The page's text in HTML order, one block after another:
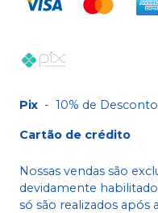
Pix - 10% de
Cartão de crédito
Nossas vendas são
devidamente
só são realizados após